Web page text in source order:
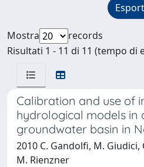
Mostra
records
Risultati 1 - 11 di 11 (tempo di
Calibration and use of
hydrological models in
groundwater basin in
2010 C. Gandolfi, M. Giudici,
M. Rienzner